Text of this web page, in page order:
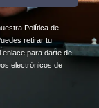
Política de
retirar tu
enlace para darte de
electrónicos de